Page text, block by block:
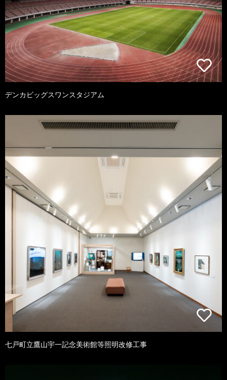
デンカビッグスワンスタジアム
七戸町立鷹山宇一記念美術館等照明改修工事